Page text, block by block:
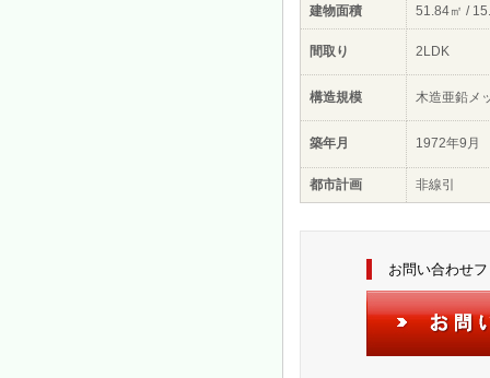
建物面積 51.84㎡ /
間取り 2LDK
構造規模 木造亜鉛メ
築年月 1972年9月
都市計画 非線引
お問い合わせ